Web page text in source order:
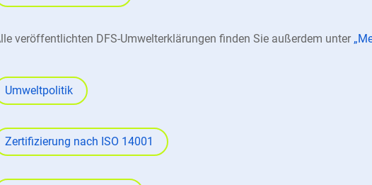
veröffentlichten DFS-Umwelterklärungen finden Sie außerdem unter
Umweltpolitik
Zertifizierung nach ISO 14001